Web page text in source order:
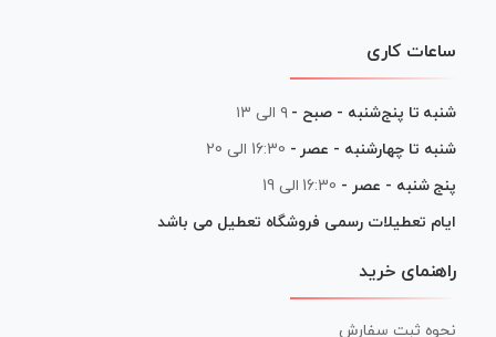
ساعات کاری
شنبه تا پنج‌شنبه - صبح - ۹ الی ۱۳
شنبه تا چهارشنبه - عصر - 16:30 الی 20
پنج شنبه - عصر - 16:30 الی 19
ایام تعطیلات رسمی فروشگاه تعطیل می باشد
راهنمای خرید
نحوه ثبت سفارش